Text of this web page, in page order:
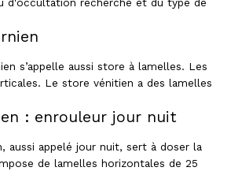
d'occultation recherché et du type de
s’appelle aussi store à lamelles. Les
Le store vénitien a des lamelles
: enrouleur jour nuit
aussi appelé jour nuit, sert à doser la
de lamelles horizontales de 25